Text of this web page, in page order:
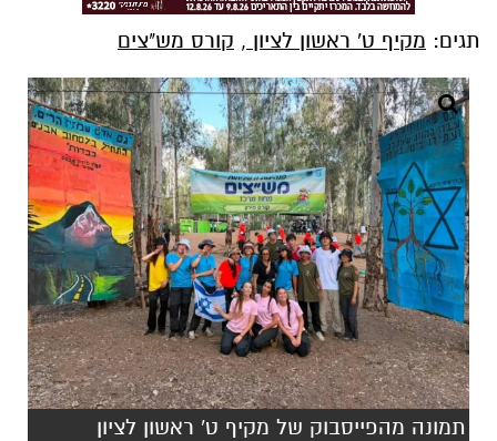
תגים: מקיף ט' ראשון לציון , קורס מש"צים
תמונה מהפייסבוק של מקיף ט' ראשון לציון